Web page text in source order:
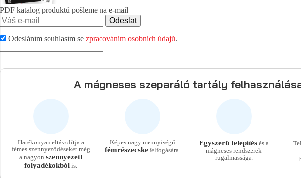
PDF katalog produktů pošleme na e-mail
Odeslat
Odesláním souhlasím se zpracováním osobních údajů.
A mágneses szeparáló tartály
Hatékonyan eltávolítja a
fémes szennyeződéseket még
a nagyon szennyezett
folyadékokból is.
Képes nagy mennyiségű
fémrészecskefelfogására.
Egyszerű telepítés és a
mágneses rendszerek
rugalmassága.